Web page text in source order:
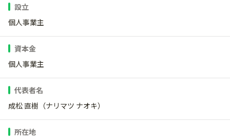
設立
個人事業主
資本金
個人事業主
代表者名
成松 直樹（ナリマツ ナオキ）
所在地